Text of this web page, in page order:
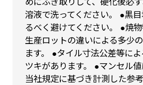
めにふき取りして、硬化後必
溶液で洗ってください。 ●黒
るべく避けてください。 ●焼物
生産ロットの違いによる多少
ます。 ●タイル寸法公差等に
ツキがあります。 ●マンセル値
当社規定に基づき計測した参